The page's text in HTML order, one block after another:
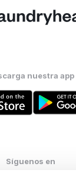
nuestra app
Síguenos en